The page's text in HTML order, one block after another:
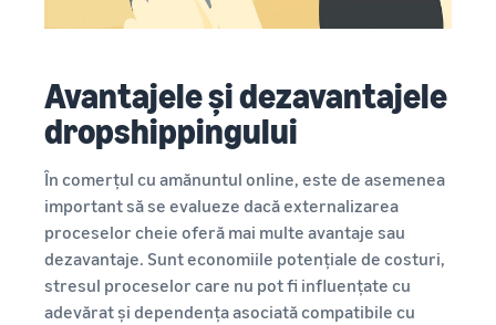
Avantajele și dezavantajele
dropshippingului
În comerțul cu amănuntul online, este de asemenea
important să se evalueze dacă externalizarea
proceselor cheie oferă mai multe avantaje sau
dezavantaje. Sunt economiile potențiale de costuri,
stresul proceselor care nu pot fi influențate cu
adevărat și dependența asociată compatibile cu